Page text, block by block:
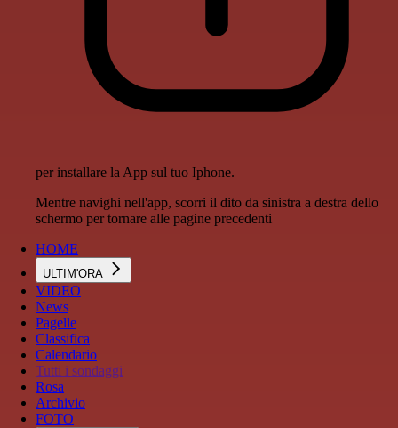
per installare la App sul tuo Iphone.
Mentre navighi nell'app, scorri il dito da sinistra a destra dello
schermo per tornare alle pagine precedenti
HOME
ULTIM'ORA
VIDEO
News
Pagelle
Classifica
Calendario
Tutti i sondaggi
Rosa
Archivio
FOTO